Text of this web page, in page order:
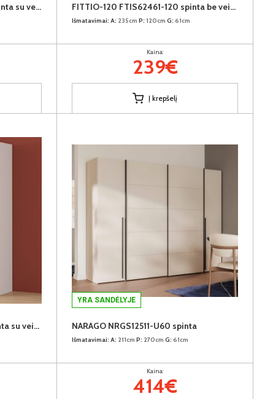
FITTIO-200 FTIS32462-120 spinta su veidrodžiu FITTIO-120 FTIS62461-120 spinta be veidrodžio
Išmatavimai: A: 235cm P: 120cm G: 61cm
Kaina:
239€
Į krepšelį
FITTIO-150 FTIS72462-120 spinta su veidrodžiu
YRA SANDĖLYJE
NARAGO NRGS12511-U60 spinta
Išmatavimai: A: 211cm P: 270cm G: 61cm
Kaina:
414€